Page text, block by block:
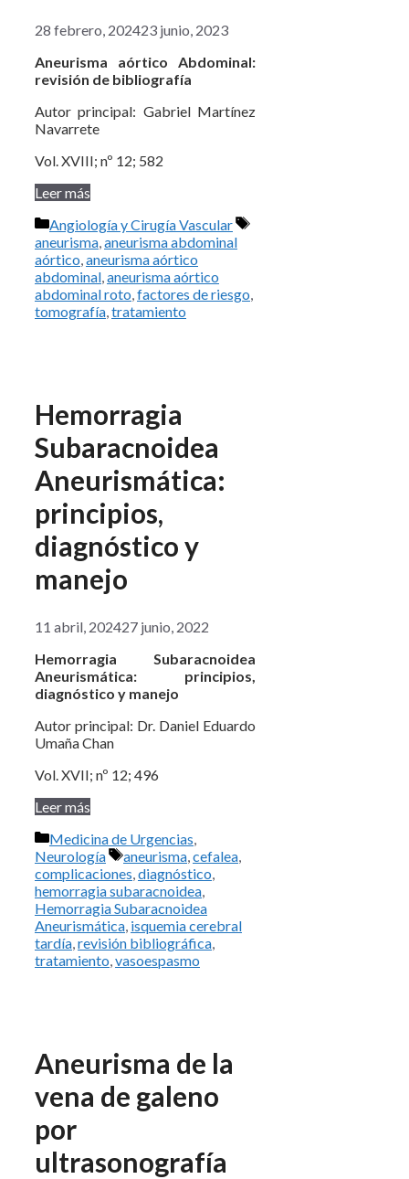
28 febrero, 202423 junio, 2023
Aneurisma aórtico Abdominal:
revisión de bibliografía
Autor principal: Gabriel Martínez
Navarrete
Vol. XVIII; nº 12; 582
Leer más
Categorías
Angiología y Cirugía Vascular
Etiquetas
aneurisma,aneurisma abdominal
aórtico,aneurisma aórtico
abdominal,aneurisma aórtico
abdominal roto,factores de riesgo,
tomografía,tratamiento
Hemorragia
Subaracnoidea
Aneurismática:
principios,
diagnóstico y
manejo
11 abril, 202427 junio, 2022
Hemorragia Subaracnoidea
Aneurismática: principios,
diagnóstico y manejo
Autor principal: Dr. Daniel Eduardo
Umaña Chan
Vol. XVII; nº 12; 496
Leer más
Categorías
Medicina de Urgencias
Neurología
Etiquetas
aneurisma cefalea
complicaciones diagnóstico
hemorragia subaracnoidea
Hemorragia Subaracnoidea
Aneurismática isquemia cerebral
tardía revisión bibliográfica
tratamiento vasoespasmo
Aneurisma de la
vena de galeno
por
ultrasonografía